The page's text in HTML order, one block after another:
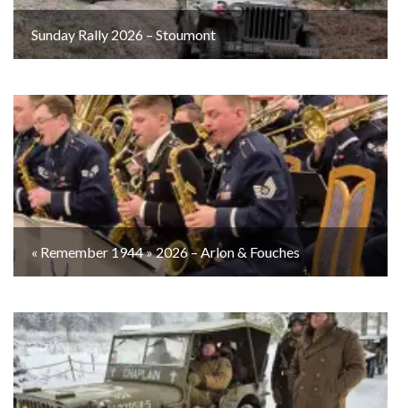
Sunday Rally 2026 – Stoumont
« Remember 1944 » 2026 – Arlon & Fouches